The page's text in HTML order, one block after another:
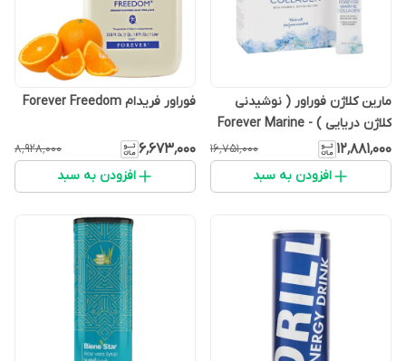
مارین کلاژن فوراور ( نوشیدنی
کلاژن دریایی ) - Forever Marine
Collagen
۱۲٬۸۸۱٬۰۰۰ ۱۶٬۷۵۱٬۰۰۰
افزودن به سبد
فوراور فریدام Forever Freedom
۶٬۶۷۳٬۰۰۰ ۸٬۹۲۸٬۰۰۰
افزودن به سبد